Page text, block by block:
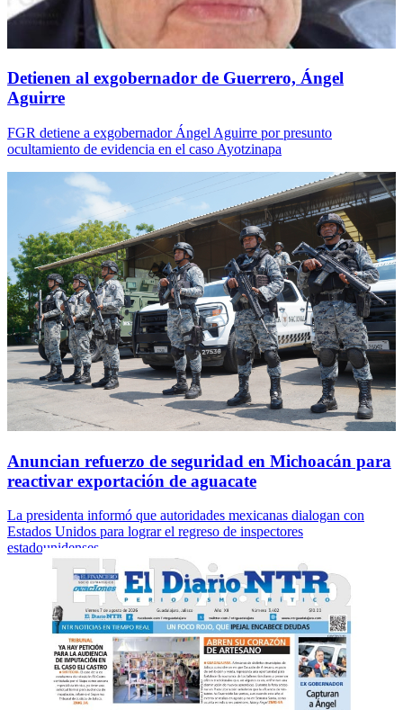
Detienen al exgobernador de Guerrero, Ángel
Aguirre
FGR detiene a exgobernador Ángel Aguirre por presunto
ocultamiento de evidencia en el caso Ayotzinapa
Anuncian refuerzo de seguridad en Michoacán para
reactivar exportación de aguacate
La presidenta informó que autoridades mexicanas dialogan con
Estados Unidos para lograr el regreso de inspectores
estadounidenses